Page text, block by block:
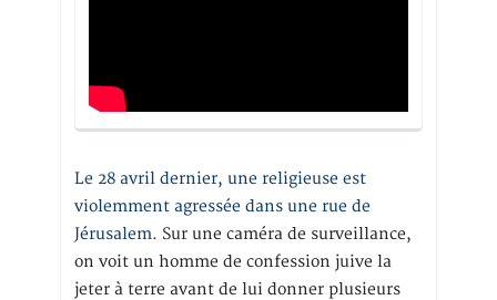
Le 28 avril dernier, une religieuse est
violemment agressée dans une rue de
Jérusalem. Sur une caméra de surveillance,
on voit un homme de confession juive la
jeter à terre avant de lui donner plusieurs